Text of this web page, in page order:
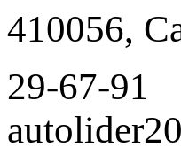
410056,
29-67-91